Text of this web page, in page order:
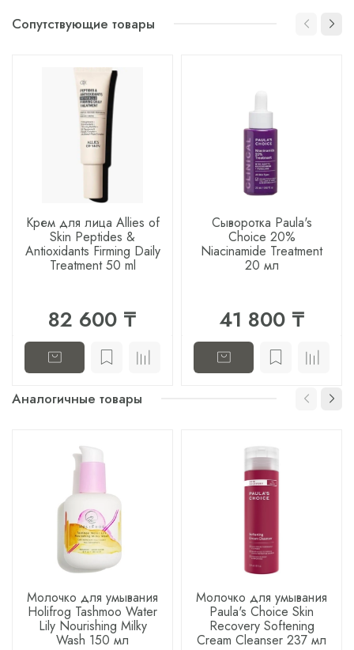
Сопутствующие товары
Крем для лица Allies of
Skin Peptides &
Antioxidants Firming Daily
Treatment 50 ml
82 600 ₸
Сыворотка Paula's
Choice 20%
Niacinamide Treatment
20 мл
41 800 ₸
Аналогичные товары
Молочко для умывания
Holifrog Tashmoo Water
Lily Nourishing Milky
Wash 150 мл
Молочко для умывания
Paula's Choice Skin
Recovery Softening
Cream Cleanser 237 мл